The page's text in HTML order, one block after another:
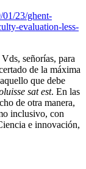
23/ghent-
evaluation-less-
señorías, para
de la máxima
que debe
sat est. En las
de otra manera,
inclusivo, con
e innovación,